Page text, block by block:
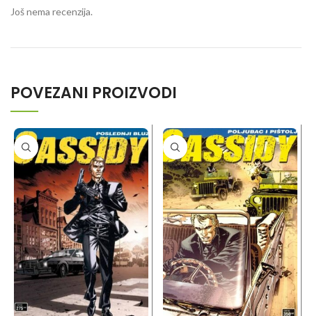
Još nema recenzija.
POVEZANI PROIZVODI